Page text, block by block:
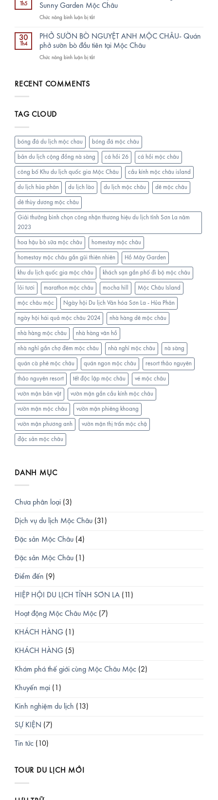
TRỌN
TRỌN
VẸN
mê
trên
Mộc
Châu
Valley
Café
&
–
Điểm
Chill
Th5
Sunny Garden Mộc Châu
Chức năng bình luận bị tắtở
PHÍ
VÉ)
phá
30
Th4
PHỞ SƯỜN BÒ NGUYỆT ANH MỘC CHÂU- Quán
phở sườn bò đầu tiên tại Mộc Châu
Chức năng bình luận bị tắtở
sườn
bò
đầu
tiên
tại
Mộc
Châu
RECENT COMMENTS
TAG CLOUD
bóng đá du lịch mộc chau bóng đá mộc châu
bản du lịch cộng đồng nà sàng cá hồi 26 cá hồi mộc châu
công bố Khu du lịch quốc gia Mộc Châu cầu kính mộc châu island
du lịch hủa phăn du lịch lào du lịch mộc châu dê mộc châu
dê thùy dương mộc châu
Giải thưởng bình chọn công nhận thương hiệu du lịch tỉnh Sơn La năm
2023
hoa hậu bò sữa mộc châu homestay mộc châu
homestay mộc châu gần gũi thiên nhiên Hồ Mây Garden
khu du lịch quốc gia mộc châu khách sạn gần phố đi bộ mộc châu
lỏi tươi marathon mộc châu mocha hill Mộc Châu Island
mộc châu mộc Ngày hội Du lịch Văn hóa Sơn La - Hủa Phăn
ngày hội hái quả mộc châu 2024 nhà hàng dê mộc châu
nhà hàng mộc châu nhà hàng vân hồ
nhà nghỉ gần chợ đêm mộc châu nhà nghỉ mộc châu nà sàng
quán cà phê mộc châu quán ngon mộc châu resort thảo nguyên
thảo nguyên resort tết độc lập mộc châu vé mộc châu
vườn mận bản vặt vườn mận gần cầu kính mộc châu
vườn mận mộc châu vườn mận phiêng khoang
vườn mận phương anh vườn mận thị trấn mộc chậ
đặc sản mộc châu
DANH MỤC
Chưa phân loại (3)
Dịch vụ du lịch Mộc Châu (31)
Đặc sản Mộc Châu (4)
Đặc sản Mộc Châu (1)
Điểm đến (9)
HIỆP HỘI DU LỊCH TỈNH SƠN LA (11)
Hoạt động Mộc Châu Mộc (7)
KHÁCH HÀNG (1)
KHÁCH HÀNG (5)
Khám phá thế giới cùng Mộc Châu Mộc (2)
Khuyến mại (1)
Kinh nghiệm du lịch (13)
SỰ KIỆN (7)
Tin tức (10)
TOUR DU LỊCH MỚI